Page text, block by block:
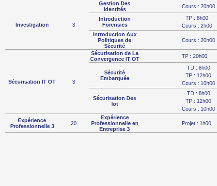
Investigation 3
Gestion Des
Identités
Cours : 20h00
Introduction
Forensics
TP : 8h00
Cours : 2h00
Introduction Aux
Politiques de
Sécurité
Cours : 20h00
Sécurisation IT OT 3
Sécurisation de La
Convergence IT OT
TP : 20h00
Sécurité
Embarquée
TD : 8h00
TP : 12h00
Cours : 10h00
Sécurisation Des
Iot
TD : 8h00
TP : 12h00
Cours : 10h00
Expérience
Professionnelle 3
20
Expérience
Professionnelle en
Entreprise 3
Projet : 1h00